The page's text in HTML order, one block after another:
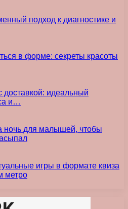
подход к диагностике и
в форме: секреты красоты
доставкой: идеальный
и…
ночь для малышей, чтобы
игры в формате квиза
метро